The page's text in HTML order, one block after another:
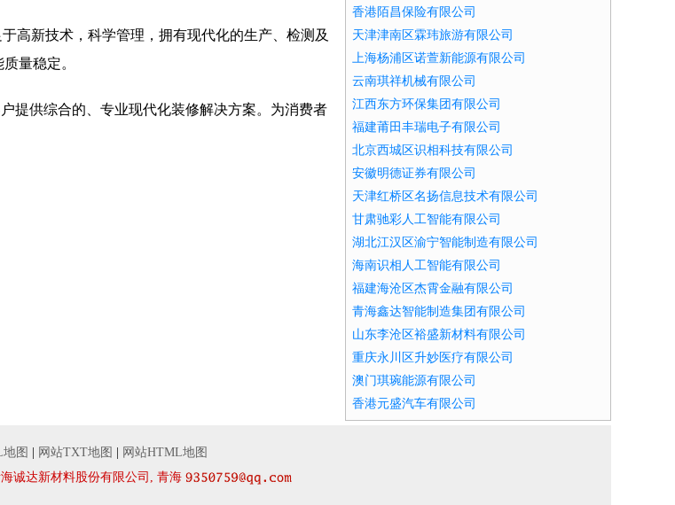
高新技术，科学管理，拥有现代化的生产、检测及
量稳定。
提供综合的、专业现代化装修解决方案。为消费者
香港陌昌保险有限公司
天津津南区霖玮旅游有限公司
上海杨浦区诺萱新能源有限公司
云南琪祥机械有限公司
江西东方环保集团有限公司
福建莆田丰瑞电子有限公司
北京西城区识相科技有限公司
安徽明德证券有限公司
天津红桥区名扬信息技术有限公司
甘肃驰彩人工智能有限公司
湖北江汉区渝宁智能制造有限公司
海南识相人工智能有限公司
福建海沧区杰霄金融有限公司
青海鑫达智能制造集团有限公司
山东李沧区裕盛新材料有限公司
重庆永川区升妙医疗有限公司
澳门琪琬能源有限公司
香港元盛汽车有限公司
图 网站TXT地图
网站HTML地图
诚达新材料股份有限公司, 青海